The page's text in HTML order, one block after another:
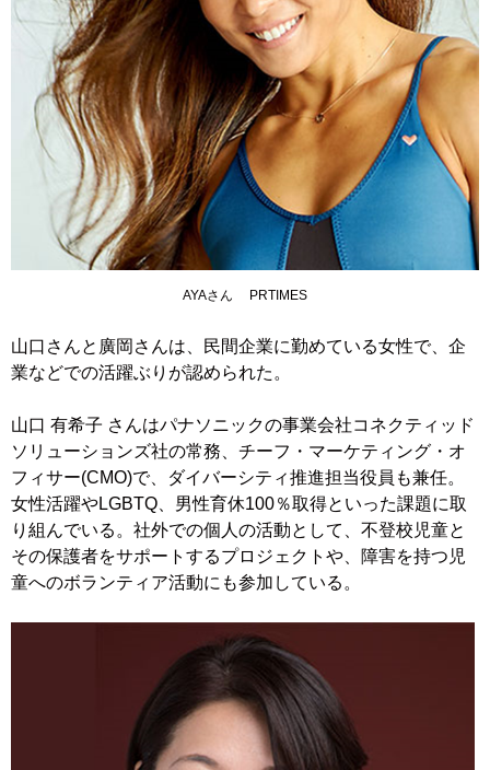
AYAさん PRTIMES
山口さんと廣岡さんは、民間企業に勤めている女性で、企
業などでの活躍ぶりが認められた。
山口 有希子 さんはパナソニックの事業会社コネクティッド
ソリューションズ社の常務、チーフ・マーケティング・オ
フィサー(CMO)で、ダイバーシティ推進担当役員も兼任。
女性活躍やLGBTQ、男性育休100％取得といった課題に取
り組んでいる。社外での個人の活動として、不登校児童と
その保護者をサポートするプロジェクトや、障害を持つ児
童へのボランティア活動にも参加している。